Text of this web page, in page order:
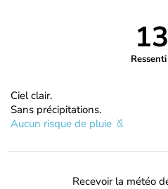
Ciel clair.
Sans précipitations.
Aucun risque de pluie
Recevoir la météo